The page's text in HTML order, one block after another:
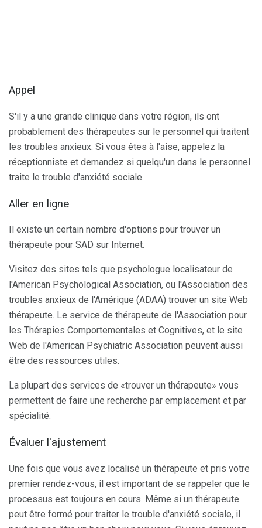
Appel
S'il y a une grande clinique dans votre région, ils ont
probablement des thérapeutes sur le personnel qui traitent
les troubles anxieux. Si vous êtes à l'aise, appelez la
réceptionniste et demandez si quelqu'un dans le personnel
traite le trouble d'anxiété sociale.
Aller en ligne
Il existe un certain nombre d'options pour trouver un
thérapeute pour SAD sur Internet.
Visitez des sites tels que psychologue localisateur de
l'American Psychological Association, ou l'Association des
troubles anxieux de l'Amérique (ADAA) trouver un site Web
thérapeute. Le service de thérapeute de l'Association pour
les Thérapies Comportementales et Cognitives, et le site
Web de l'American Psychiatric Association peuvent aussi
être des ressources utiles.
La plupart des services de «trouver un thérapeute» vous
permettent de faire une recherche par emplacement et par
spécialité.
Évaluer l'ajustement
Une fois que vous avez localisé un thérapeute et pris votre
premier rendez-vous, il est important de se rappeler que le
processus est toujours en cours. Même si un thérapeute
peut être formé pour traiter le trouble d'anxiété sociale, il